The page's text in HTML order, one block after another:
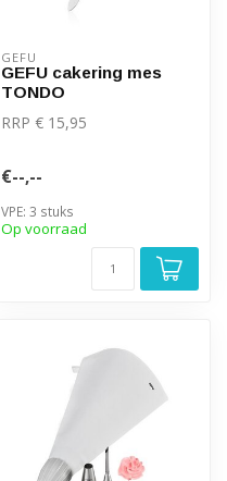
GEFU
GEFU cakering mes
TONDO
RRP € 15,95
€--,--
VPE: 3 stuks
Op voorraad